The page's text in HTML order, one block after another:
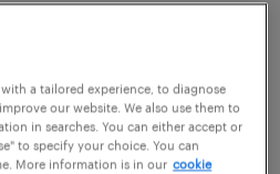
podjęcia stażu w
ds. regulacji
zdobycie
a tailored experience, to diagnose
our website. We also use them to
in searches. You can either accept or
to specify your choice. You can
More information is in our cookie